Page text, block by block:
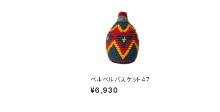
ベルベルバスケット47
¥6,930